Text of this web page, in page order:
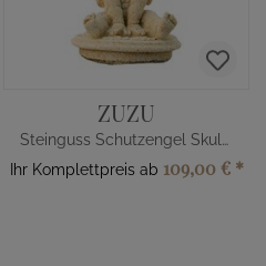
ZUZU
Steinguss Schutzengel Skulptur Deko
Ihr Komplettpreis ab 109,00 € *